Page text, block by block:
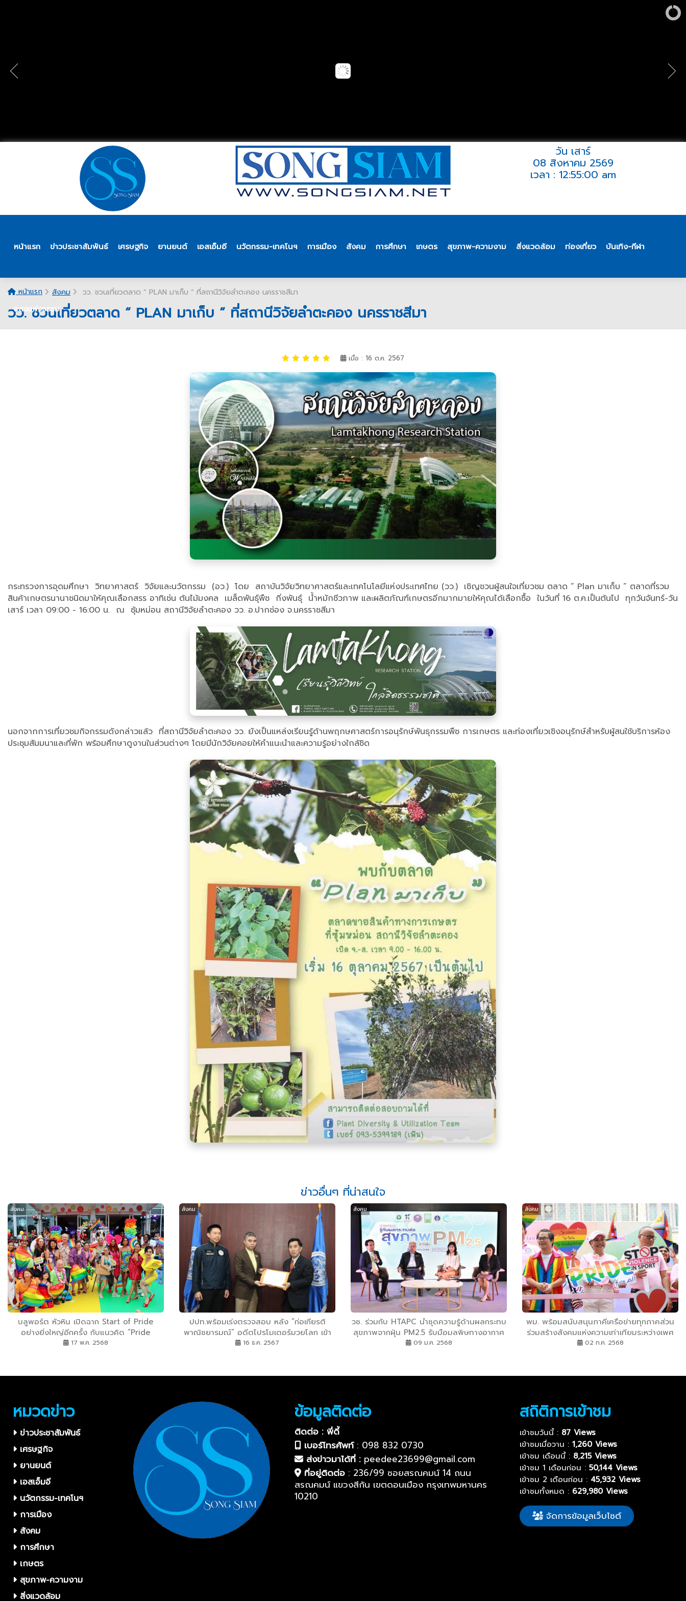
วัน เสาร์
08 สิงหาคม 2569
เวลา : 12:55:00 am
หน้าแรก ข่าวประชาสัมพันธ์ เศรษฐกิจ ยานยนต์ เอสเอ็มอี นวัตกรรม-เทคโนฯ การเมือง สังคม การศึกษา เกษตร สุขภาพ-ความงาม สิ่งแวดล้อม ท่องเที่ยว บันเทิง-กีฬา
แสงแห่งธรรม
หน้าแรก สังคม วว. ชวนเที่ยวตลาด “ PLAN มาเก็บ ” ที่สถานีวิจัยลำตะคอง นครราชสีมา
วว. ชวนเที่ยวตลาด “ PLAN มาเก็บ ” ที่สถานีวิจัยลำตะคอง นครราชสีมา
เมื่อ : 16 ต.ค. 2567
กระทรวงการอุดมศึกษา วิทยาศาสตร์ วิจัยและนวัตกรรม (อว.) โดย สถาบันวิจัยวิทยาศาสตร์และเทคโนโลยีแห่งประเทศไทย (วว.) เชิญชวนผู้สนใจเที่ยวชม ตลาด “ Plan มาเก็บ ” ตลาดที่รวม
สินค้าเกษตรนานาชนิดมาให้คุณเลือกสรร อาทิเช่น ต้นไม้มงคล เมล็ดพันธุ์พืช กิ่งพันธุ์ น้ำหมักชีวภาพ และผลิตภัณฑ์เกษตรอีกมากมายให้คุณได้เลือกซื้อ ในวันที่ 16 ต.ค.เป็นต้นไป ทุกวันจันทร์-วัน
เสาร์ เวลา 09:00 - 16:00 น. ณ ซุ้มหม่อน สถานีวิจัยลำตะคอง วว. อ.ปากช่อง จ.นครราชสีมา
นอกจากการเที่ยวชมกิจกรรมดังกล่าวแล้ว ที่สถานีวิจัยลำตะคอง วว. ยังเป็นแหล่งเรียนรู้ด้านพฤกษศาสตร์การอนุรักษ์พันธุกรรมพืช การเกษตร และท่องเที่ยวเชิงอนุรักษ์สำหรับผู้สนใช้บริการห้อง
ประชุมสัมมนาและที่พัก พร้อมศึกษาดูงานในส่วนต่างๆ โดยมีนักวิจัยคอยให้คำแนะนำและความรู้อย่างใกล้ชิด
ข่าวอื่นๆ ที่น่าสนใจ
สังคม
บลูพอร์ต หัวหิน เปิดฉาก Start of Pride
อย่างยิ่งใหญ่อีกครั้ง กับแนวคิด “Pride
Active & Wellness” รวมพลังสุขภาพ
17 พ.ค. 2568
สังคม
ปปท.พร้อมเร่งตรวจสอบ หลัง “ก่อเกียรติ
พาณิชยารมณ์” อดีตโปรโมเตอร์มวยโลก เข้า
ร้องเรียนป.ป.ท.กล่าวหาภาครัฐทุจริตคอรัปชั่น
16 ธ.ค. 2567
สังคม
วช. ร่วมกับ HTAPC นำชุดความรู้ด้านผลกระทบ
สุขภาพจากฝุ่น PM2.5 รับมือมลพิษทางอากาศ
ด้วยวิจัยและนวัตกรรม
09 ม.ค. 2568
สังคม
พม. พร้อมสนับสนุนภาคีเครือข่ายทุกภาคส่วน
ร่วมสร้างสังคมแห่งความเท่าเทียมระหว่างเพศ
ภายใต้แนวคิดหลัก Pride for All : ทุกเพศ ทุก
02 ก.ค. 2568
หมวดข่าว
ข่าวประชาสัมพันธ์
เศรษฐกิจ
ยานยนต์
เอสเอ็มอี
นวัตกรรม-เทคโนฯ
การเมือง
สังคม
การศึกษา
เกษตร
สุขภาพ-ความงาม
สิ่งแวดล้อม
ข้อมูลติดต่อ
ติดต่อ : พี่ดี้
เบอร์โทรศัพท์: 098 832 0730
ส่งข่าวมาได้ที่ : peedee23699@gmail.com
ที่อยู่ติดต่อ: 236/99 ซอยสรณคมน์ 14 ถนน
สรณคมน์ แขวงสีกัน เขตดอนเมือง กรุงเทพมหานคร
10210
สถิติการเข้าชม
เข้าชมวันนี้ : 87 Views
เข้าชมเมื่อวาน : 1,260 Views
เข้าชม เดือนนี้ : 8,215 Views
เข้าชม 1 เดือนก่อน : 50,144 Views
เข้าชม 2 เดือนก่อน : 45,932 Views
เข้าชมทั้งหมด : 629,980 Views
จัดการข้อมูลเว็บไซต์